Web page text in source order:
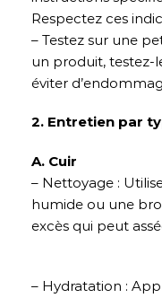
Respectez ces
– Testez sur une
un produit, testez-
éviter
2. Entretien par
A. Cuir
– Nettoyage :
humide ou une
excès qui peut
– Hydratation :